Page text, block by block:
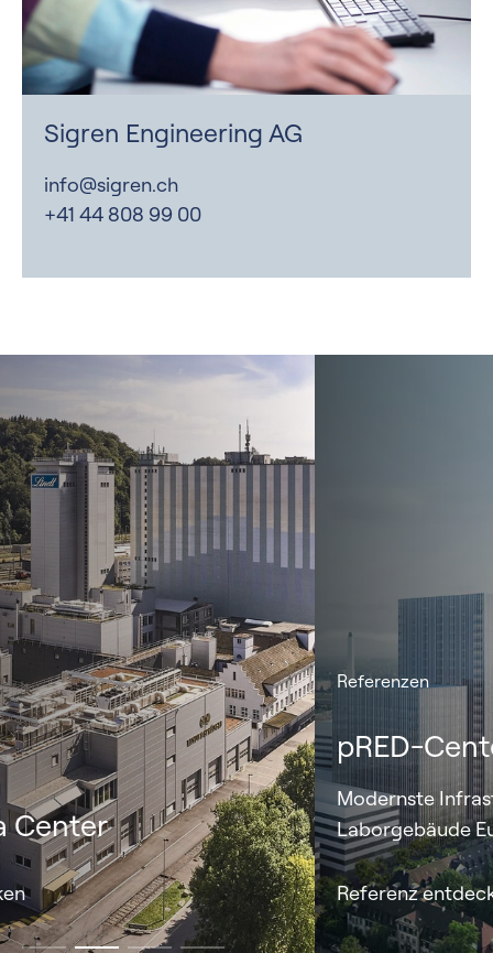
Sigren Engineering AG
info@sigren.ch
+41 44 808 99 00
Referenzen
pRED-Center Basel für Roche
Modernste Infrastruktur für das grösste
Laborgebäude Europas.
Referenz entdecken